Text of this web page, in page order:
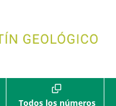
Todos los números